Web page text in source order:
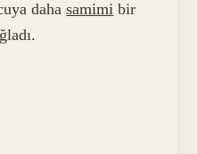
dahasamimi bir